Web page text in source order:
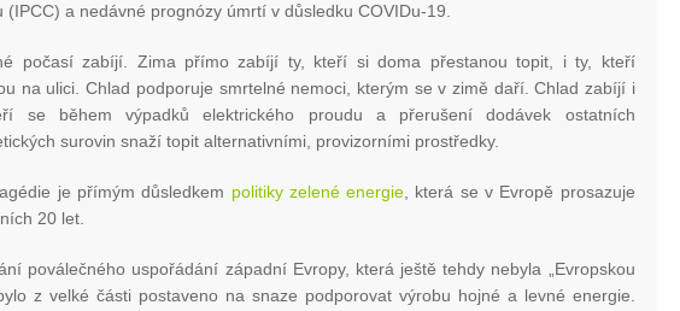
(IPCC) a nedávné prognózy úmrtí v důsledku COVIDu-19.
počasí zabíjí. Zima přímo zabíjí ty, kteří si doma přestanou topit, i ty, kteří
na ulici. Chlad podporuje smrtelné nemoci, kterým se v zimě daří. Chlad zabíjí i
se během výpadků elektrického proudu a přerušení dodávek ostatních
surovin snaží topit alternativními, provizorními prostředky.
je přímým důsledkem politiky zelené energie , která se v Evropě prosazuje
20 let.
poválečného uspořádání západní Evropy, která ještě tehdy nebyla „Evropskou
z velké části postaveno na snaze podporovat výrobu hojné a levné energie.